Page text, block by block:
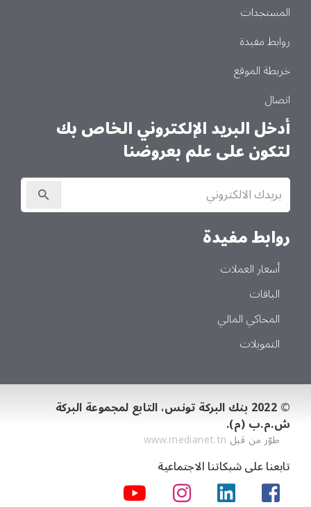
المستجدات
روابط مفيدة
خريطة الموقع
اتصال
أدخل البريد الإلكتروني الخاص بك
لتكون على علم بعروضنا
الاشتراك
في
النشرة
روابط مفيدة
أسعار العملات
الباقات
المحاكي المالي
التمويلات
© 2022 بنك البركة تونس، التابع لمجموعة البركة
ش.م.ب (م).
طوّر من قبل www.medianet.tn
تابعنا على شبكاتنا الاجتماعية